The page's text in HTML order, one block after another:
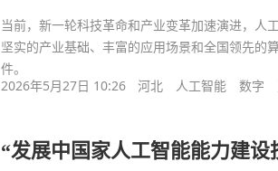
当前，新一轮科技革命和产业变革加速演进，人
坚实的产业基础、丰富的应用场景和全国领先的
件。
2026年5月27日 10:26 河北 人工智能 数字
“发展中国家人工智能能力建